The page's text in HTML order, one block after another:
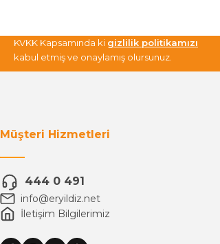
KVKK Kapsamında ki gizlilik politikamızı
kabul etmiş ve onaylamış olursunuz.
Müşteri Hizmetleri
444 0 491
info@eryildiz.net
İletişim Bilgilerimiz